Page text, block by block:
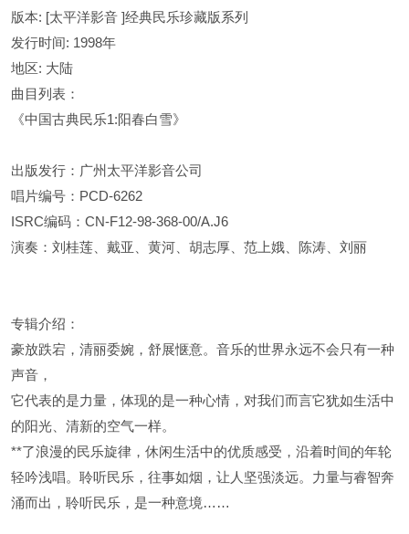
版本: [太平洋影音 ]经典民乐珍藏版系列
发行时间: 1998年
地区: 大陆
曲目列表：
《中国古典民乐1:阳春白雪》
出版发行：广州太平洋影音公司
唱片编号：PCD-6262
ISRC编码：CN-F12-98-368-00/A.J6
演奏：刘桂莲、戴亚、黄河、胡志厚、范上娥、陈涛、刘丽
专辑介绍：
豪放跌宕，清丽委婉，舒展惬意。音乐的世界永远不会只有一种
声音，
它代表的是力量，体现的是一种心情，对我们而言它犹如生活中
的阳光、清新的空气一样。
**了浪漫的民乐旋律，休闲生活中的优质感受，沿着时间的年轮
轻吟浅唱。聆听民乐，往事如烟，让人坚强淡远。力量与睿智奔
涌而出，聆听民乐，是一种意境……